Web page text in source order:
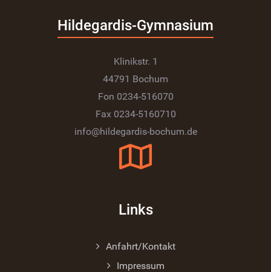
Hildegardis-Gymnasium
Klinikstr. 1
44791 Bochum
Fon 0234-516070
Fax 0234-5160710
info@hildegardis-bochum.de
Links
Anfahrt/Kontakt
Impressum